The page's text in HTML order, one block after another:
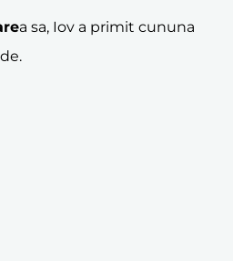
a sa, Iov a primit cununa